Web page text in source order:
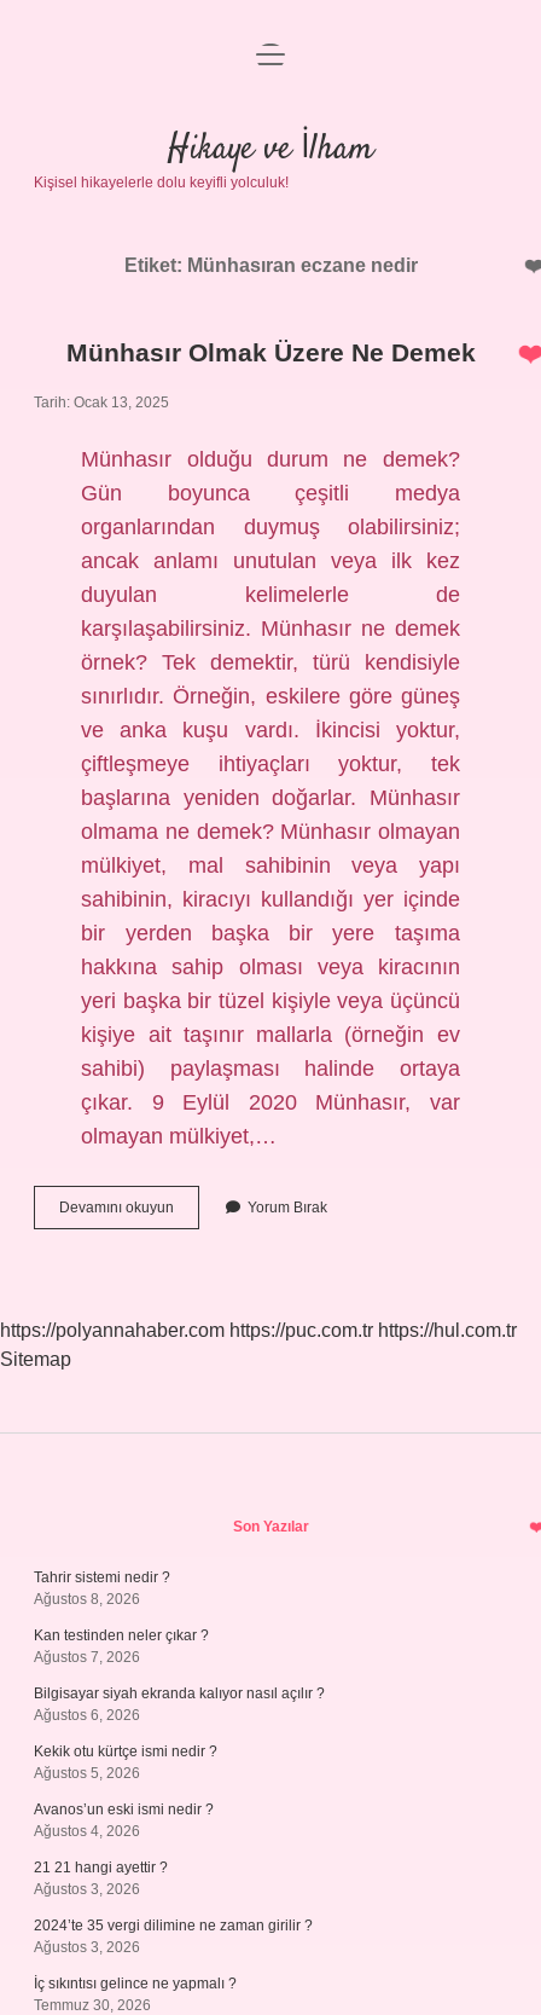
Anasayfa
Gizlilik Politikası
Yasal Uyarı
menüyü
Hikaye ve İlham
Kişisel hikayelerle dolu keyifli yolculuk!
Etiket: Münhasıran eczane nedir
Münhasır Olmak Üzere Ne Demek
Tarih: Ocak 13, 2025
Münhasır olduğu durum ne demek?
Gün boyunca çeşitli medya
organlarından duymuş olabilirsiniz;
ancak anlamı unutulan veya ilk kez
duyulan kelimelerle de
karşılaşabilirsiniz. Münhasır ne demek
örnek? Tek demektir, türü kendisiyle
sınırlıdır. Örneğin, eskilere göre güneş
ve anka kuşu vardı. İkincisi yoktur,
çiftleşmeye ihtiyaçları yoktur, tek
başlarına yeniden doğarlar. Münhasır
olmama ne demek? Münhasır olmayan
mülkiyet, mal sahibinin veya yapı
sahibinin, kiracıyı kullandığı yer içinde
bir yerden başka bir yere taşıma
hakkına sahip olması veya kiracının
yeri başka bir tüzel kişiyle veya üçüncü
kişiye ait taşınır mallarla (örneğin ev
sahibi) paylaşması halinde ortaya
çıkar. 9 Eylül 2020 Münhasır, var
olmayan mülkiyet,…
Devamını okuyun Münhasır
Olmak
Yorum Bırak
https://polyannahaber.com https://puc.com.tr https://hul.com.tr
Sitemap
Son Yazılar
Tahrir sistemi nedir ?
Ağustos 8, 2026
Kan testinden neler çıkar ?
Ağustos 7, 2026
Bilgisayar siyah ekranda kalıyor nasıl açılır ?
Ağustos 6, 2026
Kekik otu kürtçe ismi nedir ?
Ağustos 5, 2026
Avanos’un eski ismi nedir ?
Ağustos 4, 2026
21 21 hangi ayettir ?
Ağustos 3, 2026
2024’te 35 vergi dilimine ne zaman girilir ?
Ağustos 3, 2026
İç sıkıntısı gelince ne yapmalı ?
Temmuz 30, 2026